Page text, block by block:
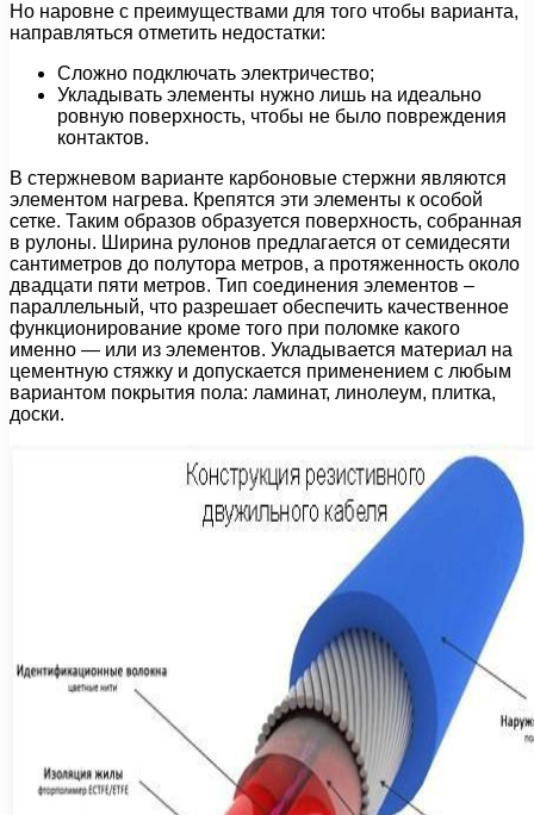
Но наровне с преимуществами для того чтобы варианта,
направляться отметить недостатки:
Сложно подключать электричество;
Укладывать элементы нужно лишь на идеально
ровную поверхность, чтобы не было повреждения
контактов.
В стержневом варианте карбоновые стержни являются
элементом нагрева. Крепятся эти элементы к особой
сетке. Таким образов образуется поверхность, собранная
в рулоны. Ширина рулонов предлагается от семидесяти
сантиметров до полутора метров, а протяженность около
двадцати пяти метров. Тип соединения элементов –
параллельный, что разрешает обеспечить качественное
функционирование кроме того при поломке какого
именно — или из элементов. Укладывается материал на
цементную стяжку и допускается применением с любым
вариантом покрытия пола: ламинат, линолеум, плитка,
доски.